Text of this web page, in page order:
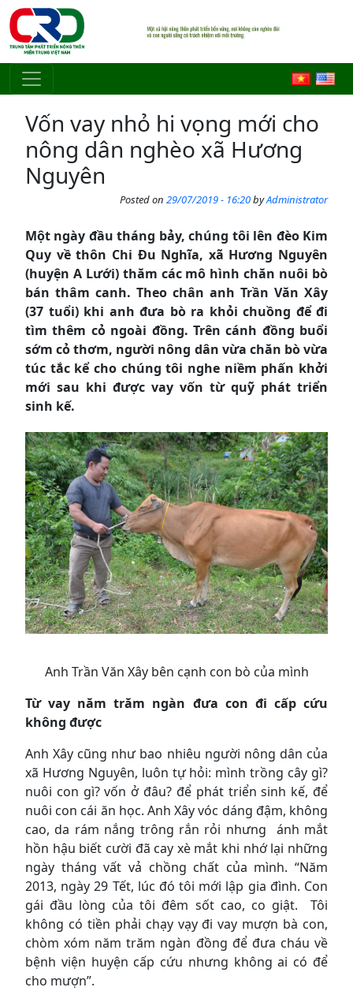
Skip to main content
Vốn vay nhỏ hi vọng mới cho
nông dân nghèo xã Hương
Nguyên
Posted on 29/07/2019 - 16:20byAdministrator
Một ngày đầu tháng bảy, chúng tôi lên đèo Kim
Quy về thôn Chi Đu Nghĩa, xã Hương Nguyên
(huyện A Lưới) thăm các mô hình chăn nuôi bò
bán thâm canh. Theo chân anh Trần Văn Xây
(37 tuổi) khi anh đưa bò ra khỏi chuồng để đi
tìm thêm cỏ ngoài đồng. Trên cánh đồng buổi
sớm cỏ thơm, người nông dân vừa chăn bò vừa
túc tắc kể cho chúng tôi nghe niềm phấn khởi
mới sau khi được vay vốn từ quỹ phát triển
sinh kế.
Anh Trần Văn Xây bên cạnh con bò của mình
Từ vay năm trăm ngàn đưa con đi cấp cứu
không được
Anh Xây cũng như bao nhiêu người nông dân của
xã Hương Nguyên, luôn tự hỏi: mình trồng cây gì?
nuôi con gì? vốn ở đâu? để phát triển sinh kế, để
nuôi con cái ăn học. Anh Xây vóc dáng đậm, không
cao, da rám nắng trông rắn rỏi nhưng ánh mắt
hồn hậu biết cười đã cay xè mắt khi nhớ lại những
ngày tháng vất vả chồng chất của mình. “Năm
2013, ngày 29 Tết, lúc đó tôi mới lập gia đình. Con
gái đầu lòng của tôi đêm sốt cao, co giật. Tôi
không có tiền phải chạy vạy đi vay mượn bà con,
chòm xóm năm trăm ngàn đồng để đưa cháu về
bệnh viện huyện cấp cứu nhưng không ai có để
cho mượn”.